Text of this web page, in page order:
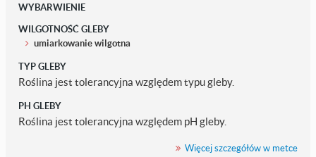
WYBARWIENIE
WILGOTNOŚĆ GLEBY
umiarkowanie wilgotna
TYP GLEBY
Roślina jest tolerancyjna względem typu gleby.
PH GLEBY
Roślina jest tolerancyjna względem pH gleby.
Więcej szczegółów w metce